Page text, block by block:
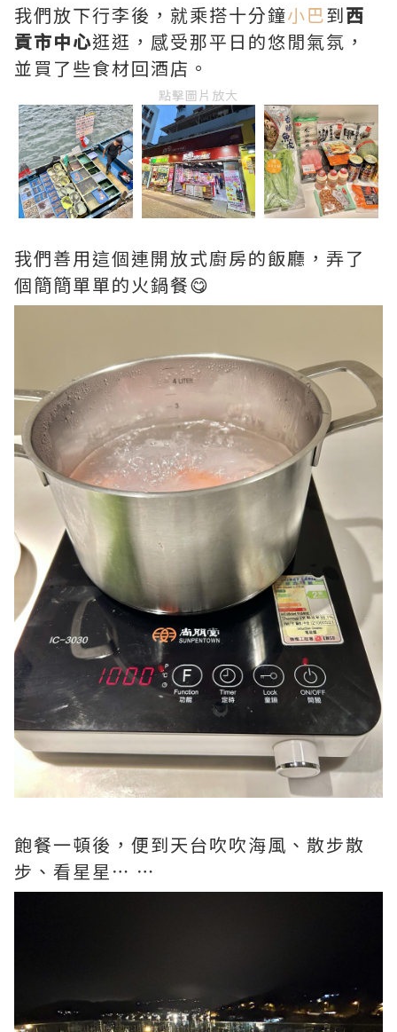
我們放下行李後，就乘搭十分鐘小巴到西
貢市中心逛逛，感受那平日的悠閒氣氛，
並買了些食材回酒店。
點擊圖片放大
我們善用這個連開放式廚房的飯廳，弄了
個簡簡單單的火鍋餐😋
飽餐一頓後，便到天台吹吹海風、散步散
步、看星星⋯ ⋯